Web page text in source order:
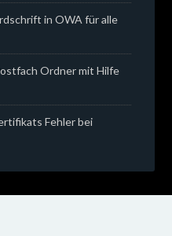
in OWA für alle
Ordner mit Hilfe
Fehler bei